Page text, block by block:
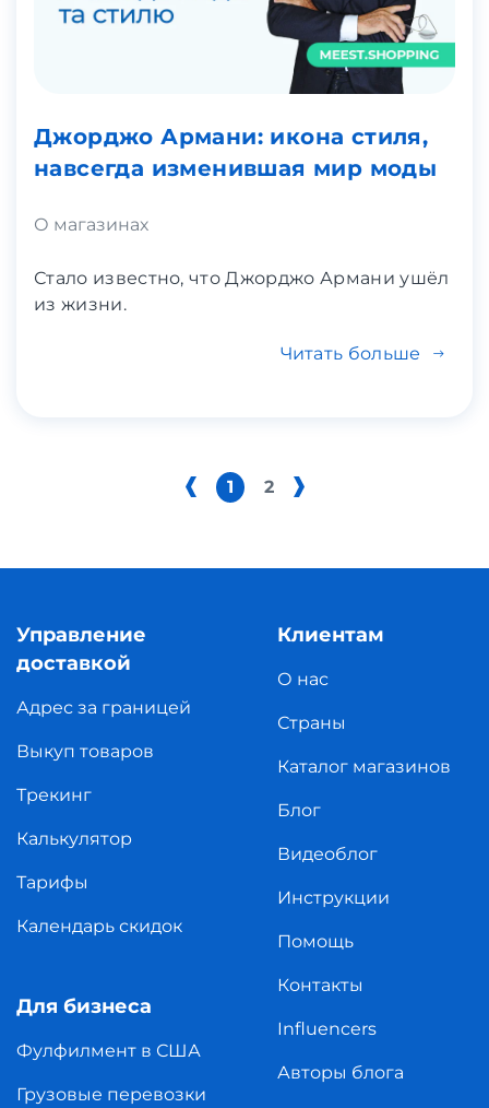
Джорджо Армани: икона стиля,
навсегда изменившая мир моды
О магазинах
Стало известно, что Джорджо Армани ушёл
из жизни.
Читать больше
1 2
Управление
доставкой
Адрес за границей
Выкуп товаров
Трекинг
Калькулятор
Тарифы
Календарь скидок
Для бизнеса
Фулфилмент в США
Грузовые перевозки
Клиентам
О нас
Страны
Каталог магазинов
Блог
Видеоблог
Инструкции
Помощь
Контакты
Influencers
Авторы блога